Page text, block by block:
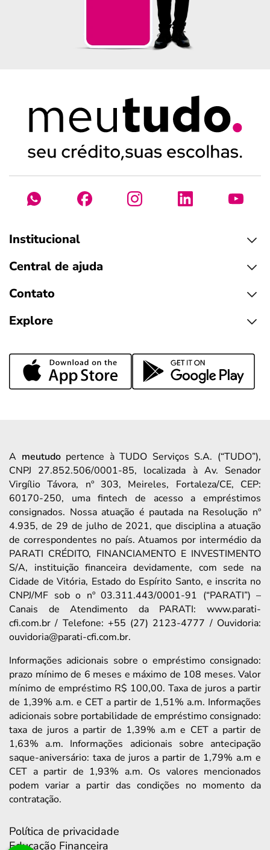
Institucional
Central de ajuda
Contato
Explore
A meutudopertence à TUDO Serviços S.A. (“TUDO”),
CNPJ 27.852.506/0001-85, localizada à Av. Senador
Virgílio Távora, nº 303, Meireles, Fortaleza/CE, CEP:
60170-250, uma fintech de acesso a empréstimos
consignados. Nossa atuação é pautada na Resolução nº
4.935, de 29 de julho de 2021, que disciplina a atuação
de correspondentes no país. Atuamos por intermédio da
PARATI CRÉDITO, FINANCIAMENTO E INVESTIMENTO
S/A, instituição financeira devidamente, com sede na
Cidade de Vitória, Estado do Espírito Santo, e inscrita no
CNPJ/MF sob o nº 03.311.443/0001-91 (“PARATI”) –
Canais de Atendimento da PARATI: www.parati-
cfi.com.br / Telefone: +55 (27) 2123-4777 / Ouvidoria:
ouvidoria@parati-cfi.com.br.
Informações adicionais sobre o empréstimo consignado:
prazo mínimo de 6 meses e máximo de 108 meses. Valor
mínimo de empréstimo R$ 100,00. Taxa de juros a partir
de 1,39% a.m. e CET a partir de 1,51% a.m. Informações
adicionais sobre portabilidade de empréstimo consignado:
taxa de juros a partir de 1,39% a.m e CET a partir de
1,63% a.m. Informações adicionais sobre antecipação
saque-aniversário: taxa de juros a partir de 1,79% a.m e
CET a partir de 1,93% a.m. Os valores mencionados
podem variar a partir das condições no momento da
contratação.
Política de privacidade
Educação Financeira